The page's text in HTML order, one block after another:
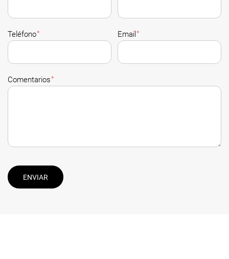
Teléfono* Email *
Comentarios*
ENVIAR